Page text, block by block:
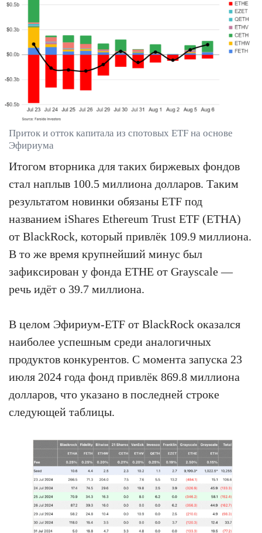
Приток и отток капитала из спотовых ETF на основе
Эфириума
Итогом вторника для таких биржевых фондов
стал наплыв 100.5 миллиона долларов. Таким
результатом новинки обязаны ETF под
названием iShares Ethereum Trust ETF (ETHA)
от BlackRock, который привлёк 109.9 миллиона.
В то же время крупнейший минус был
зафиксирован у фонда ETHE от Grayscale —
речь идёт о 39.7 миллиона.
В целом Эфириум-ETF от BlackRock оказался
наиболее успешным среди аналогичных
продуктов конкурентов. С момента запуска 23
июля 2024 года фонд привлёк 869.8 миллиона
долларов, что указано в последней строке
следующей таблицы.